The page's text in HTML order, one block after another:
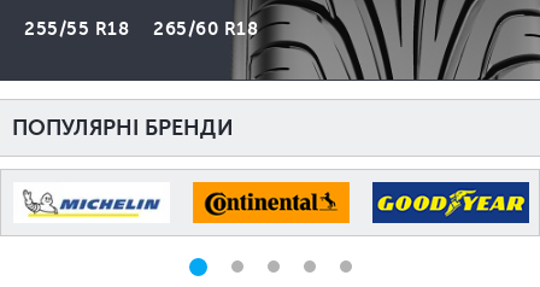
255/55 R18
265/60 R18
ПОПУЛЯРНІ БРЕНДИ